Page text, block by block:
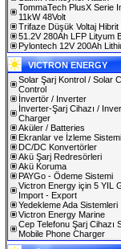
TommaTech PlusX Serie
11kW 48Volt
Trifaze Düşük Voltaj
51.2V 280Ah LFP Lityum
Pylontech 12V 200Ah
VICTRON ENERGY
Solar Şarj Kontrol / Solar
Control
İnvertör / Inverter
İnverter-Şarj Cihazı /
Charger
Aküler / Batteries
Ekranlar ve İzleme Sistemi
DC/DC Konvertörler
Akü Şarj Redresörleri
Akü Koruma
PAYGo - Ödeme Sistemi
Victron Energy için 5 YIL
Import - Export
Yedekleme Ada Sistemleri
Victron Energy Marine
Cep Telefonu Şarj Cihazı
Mobile Phone Charger